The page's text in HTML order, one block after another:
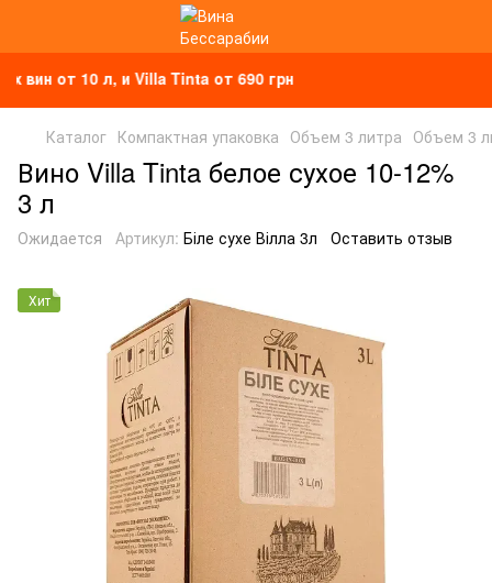
от 10 л, и Villa Tinta от 690 грн
Каталог Компактная упаковка Объем 3 литра Объем 3
Вино Villa Tinta белое сухое 10-12%
3 л
Ожидается Артикул: Біле сухе Вілла 3л Оставить отзыв
Хит